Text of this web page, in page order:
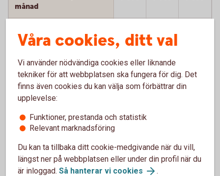
månad
månad inkl
värdeminskning
Summa kronor per mil
inkl värdeminskning
Bil till jobbet och bil i jobbet
Våra cookies, ditt val
Vi använder nödvändiga cookies eller liknande
tekniker för att webbplatsen ska fungera för dig. Det
finns även cookies du kan välja som förbättrar din
upplevelse:
Funktioner, prestanda och statistik
Relevant marknadsföring
Du kan ta tillbaka ditt cookie-medgivande när du vill,
längst ner på webbplatsen eller under din profil när du
är inloggad. Så hanterar vi cookies .